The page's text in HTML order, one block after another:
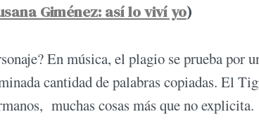
Giménez: así lo viví yo)
En música, el plagio se prueba por
cantidad de palabras copiadas. El
muchas cosas más que no explicita.